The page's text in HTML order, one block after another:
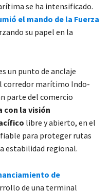
se ha intensificado.
el mando de la Fuerza
su papel en la
un punto de anclaje
corredor marítimo Indo-
parte del comercio
con la visión
libre y abierto, en el
para proteger rutas
estabilidad regional.
de
de una terminal